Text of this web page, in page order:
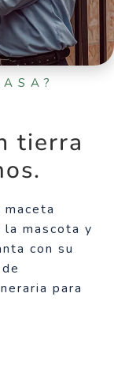
tierra
mascota y
con su
para